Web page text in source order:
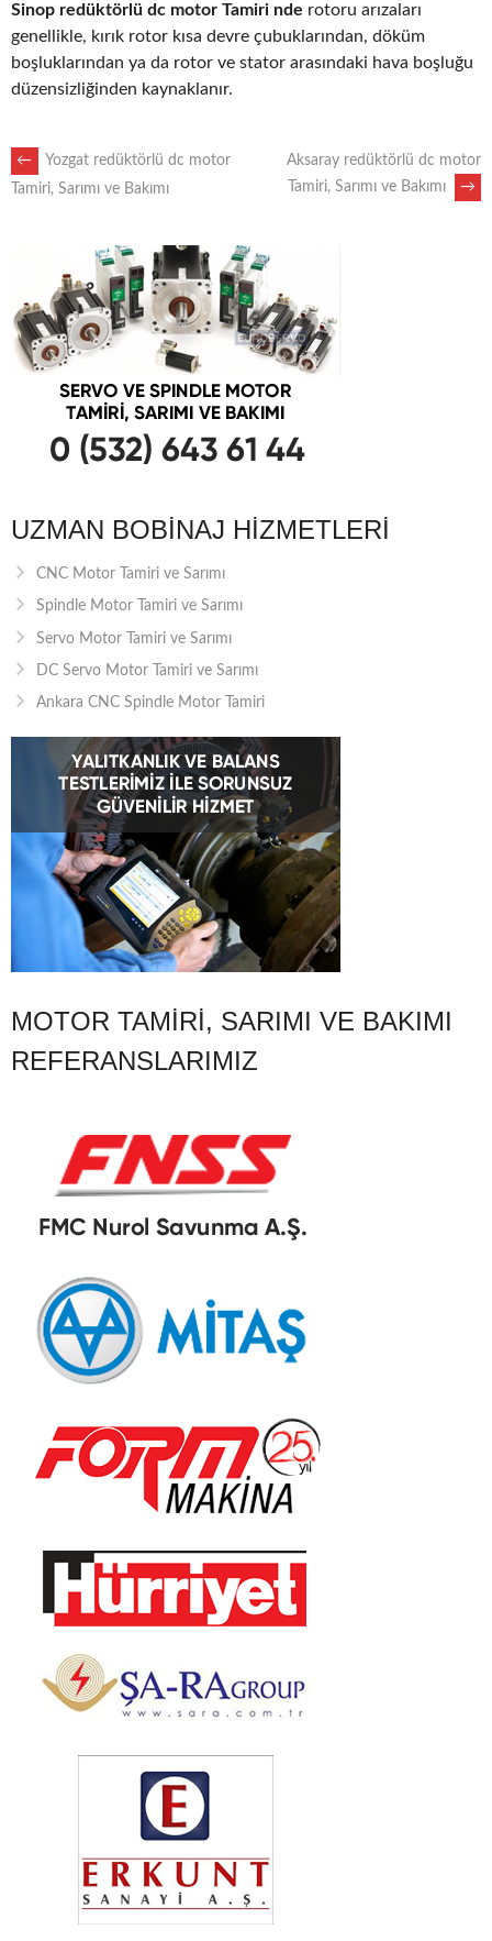
Sinop redüktörlü dc motor Tamiri nde rotoru arızaları
genellikle, kırık rotor kısa devre çubuklarından, döküm
boşluklarından ya da rotor ve stator arasındaki hava boşluğu
düzensizliğinden kaynaklanır.
POST
NAVIGATION
←
Yozgat redüktörlü dc motor
Tamiri, Sarımı ve Bakımı
Aksaray redüktörlü dc motor
Tamiri, Sarımı ve Bakımı
→
UZMAN BOBINAJ HIZMETLERI
CNC Motor Tamiri ve Sarımı
Spindle Motor Tamiri ve Sarımı
Servo Motor Tamiri ve Sarımı
DC Servo Motor Tamiri ve Sarımı
Ankara CNC Spindle Motor Tamiri
MOTOR TAMIRI, SARIMI VE BAKIMI
REFERANSLARIMIZ